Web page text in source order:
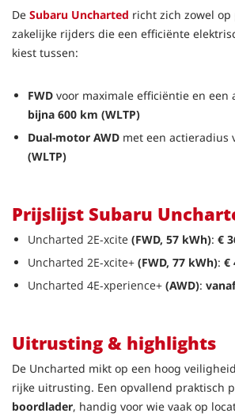
De Subaru Uncharted richt zich zowel
zakelijke rijders die een efficiënte
kiest tussen:
FWD voor maximale efficiëntie en een
bijna 600 km (WLTP)
Dual-motor AWD met een actieradius
(WLTP)
Prijslijst Subaru
Uncharted 2E-xcite (FWD, 57 kWh): €
Uncharted 2E-xcite+ (FWD, 77 kWh): €
Uncharted 4E-xperience+ (AWD):
Uitrusting & highlights
De Uncharted mikt op een hoog
rijke uitrusting. Een opvallend praktisch
boordlader, handig voor wie vaak op